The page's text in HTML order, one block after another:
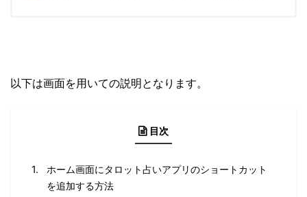
以下は画面を用いての説明となります。
目次
ホーム画面にタロット占いアプリのショートカット
を追加する方法